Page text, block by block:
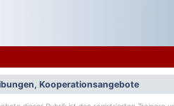
Kooperationsangebote